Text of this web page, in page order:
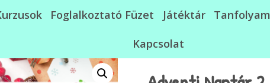
Foglalkoztató Füzet Játéktár Tanfolyam
Kapcsolat